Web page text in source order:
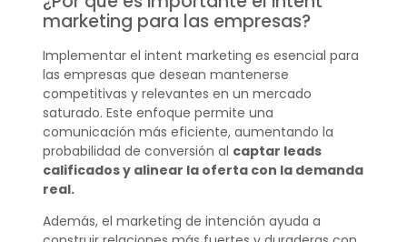
marketing para las empresas?
Implementar el intent marketing es esencial para
las empresas que desean mantenerse
competitivas y relevantes en un mercado
saturado. Este enfoque permite una
comunicación más eficiente, aumentando la
probabilidad de conversión al captar leads
calificados y alinear la oferta con la demanda
real.
Además, el marketing de intención ayuda a